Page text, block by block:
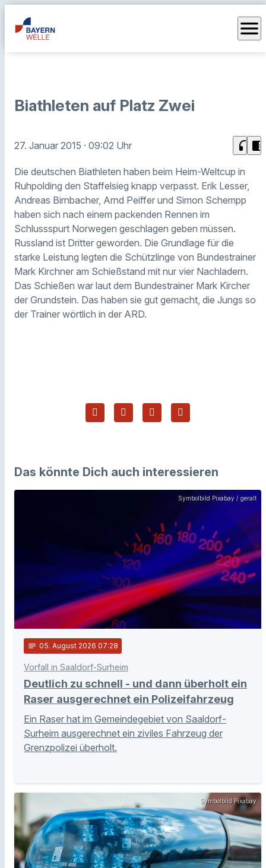
menu
Biathleten auf Platz Zwei
27. Januar 2015 · 09:02 Uhr headphones chrome_reader_mode
Die deutschen Biathleten haben beim Heim-Weltcup in
Ruhpolding den Staffelsieg knapp verpasst. Erik Lesser,
Andreas Birnbacher, Arnd Peiffer und Simon Schempp
haben sich nach einem packenden Rennen im
Schlussspurt Norwegen geschlagen geben müssen.
Russland ist Dritter geworden. Die Grundlage für die
starke Leistung legten die Schützlinge von Bundestrainer
Mark Kirchner am Schießstand mit nur vier Nachladern.
Das Schießen war laut dem Bundestrainer Mark Kircher
der Grundstein. Das haben sie gut gemacht, die Jungs so
der Trainer wörtlich in der ARD.
Das könnte Dich auch interessieren
Symbolbild Pixabay / geralt
notes 05. August 2026 07:28
Vorfall in Saaldorf-Surheim
Deutlich zu schnell - und dann überholt ein
Raser ausgerechnet ein Polizeifahrzeug
Ein Raser hat im Gemeindegebiet von Saaldorf-
Surheim ausgerechnet ein ziviles Fahrzeug der
Grenzpolizei überholt.
Symbolbild Pixabay